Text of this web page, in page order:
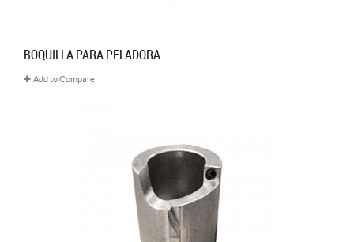
BOQUILLA PARA PELADORA...
Add to Compare